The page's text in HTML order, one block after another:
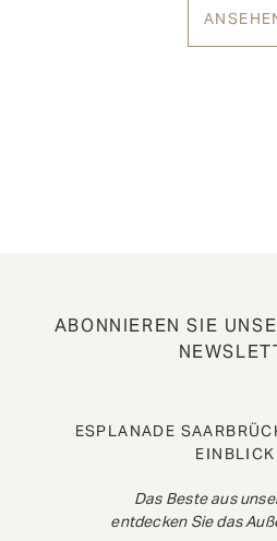
ABONNIEREN SIE
ESPLANADE
Das Beste aus
entdecken Sie das